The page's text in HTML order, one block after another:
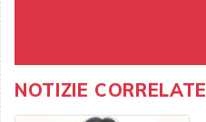
NOTIZIE CORRELATE